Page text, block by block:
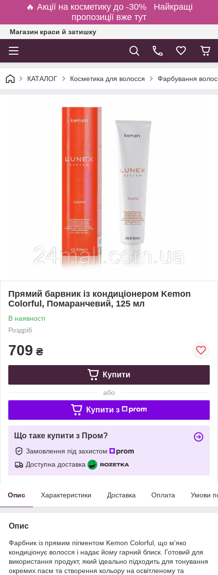
🔥 Акції на косметику до -30% Найкращі
пропозиції вже тут
Магазин краси й затишку
КАТАЛОГ Косметика для волосся Фарбування
Прямий барвник із кондиціонером Kemon
Colorful, Помаранчевий, 125 мл
В наявності
Роздріб
709 ₴
Купити
або
Купити з
Що таке купити з Пром?
Замовлення під захистом
Доступна доставка
Опис Характеристики Доставка Оплата Умови
Опис
Фарбник із прямим пігментом Kemon Colorful, що м'яко
кондиціонує волосся і надає йому гарний блиск. Готовий для
використання продукт, який ідеально підходить для тонування
окремих пасм та створення кольору на освітленому та